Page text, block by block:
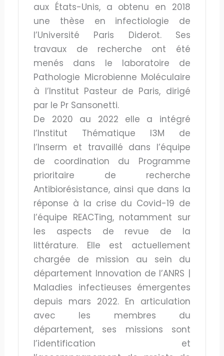
aux États-Unis, a obtenu en 2018
une thèse en infectiologie de
l’Université Paris Diderot. Ses
travaux de recherche ont été
menés dans le laboratoire de
Pathologie Microbienne Moléculaire
à l’Institut Pasteur de Paris, dirigé
par le Pr Sansonetti.
De 2020 au 2022 elle a intégré
l’Institut Thématique I3M de
l’Inserm et travaillé dans l’équipe
de coordination du Programme
prioritaire de recherche
Antibiorésistance, ainsi que dans la
réponse à la crise du Covid-19 de
l’équipe REACTing, notamment sur
les aspects de revue de la
littérature. Elle est actuellement
chargée de mission au sein du
département Innovation de l’ANRS |
Maladies infectieuses émergentes
depuis mars 2022. En articulation
avec les membres du
département, ses missions sont
l’identification et